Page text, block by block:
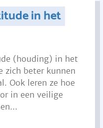
in het
(houding) in het
zich beter kunnen
Ook leren ze hoe
in een veilige